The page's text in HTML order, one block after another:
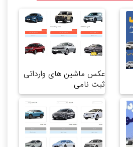
عکس ماشین های وارداتی
ثبت نامی